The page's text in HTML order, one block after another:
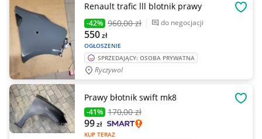
Renault trafic lll blotnik prawy
-42% 960,00 zł do negocjacji
OGŁOSZENIE
550zł
SPRZEDAJĄCY: OSOBA PRYWATNA
Ryczywol
Prawy błotnik swift mk8
-41% 170,00 zł
KUP TERAZ
99zł